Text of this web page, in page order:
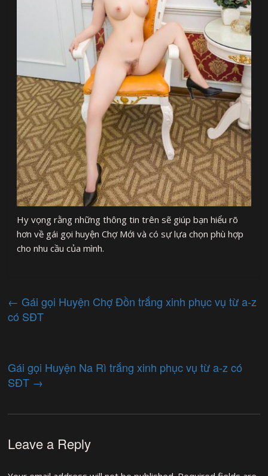
Hy vọng rằng những thông tin trên sẽ giúp bạn hiểu rõ
hơn về gái gọi huyện Chợ Mới và có sự lựa chọn phù hợp
cho nhu cầu của mình.
← Gái gọi Huyện Chợ Đồn trắng xinh phục vụ từ a-z
có SĐT
Gái gọi Huyện Na Rì trắng xinh phục vụ từ a-z có
SĐT →
Leave a Reply